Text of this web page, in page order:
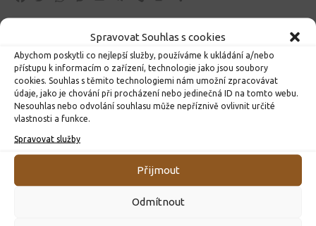
Spravovat Souhlas s cookies
Abychom poskytli co nejlepší služby, používáme k ukládání a/nebo
přístupu k informacím o zařízení, technologie jako jsou soubory
cookies. Souhlas s těmito technologiemi nám umožní zpracovávat
údaje, jako je chování při procházení nebo jedinečná ID na tomto webu.
Nesouhlas nebo odvolání souhlasu může nepříznivě ovlivnit určité
vlastnosti a funkce.
Spravovat služby
Přijmout
Odmítnout
Následující příspěvek
1. a 2. třída v divadle